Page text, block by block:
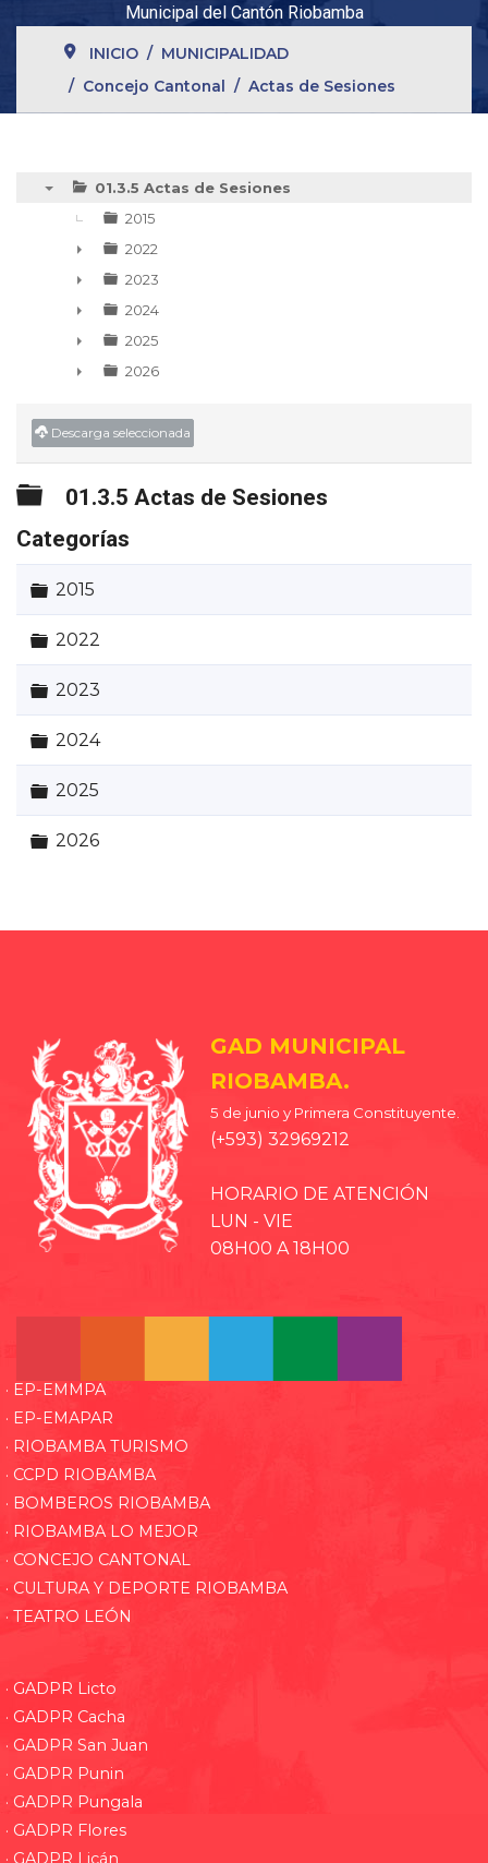
Municipal del Cantón Riobamba
INICIO
MUNICIPALIDAD
Concejo Cantonal
Actas de Sesiones
01.3.5 Actas de Sesiones
2015
►
2022
►
2023
►
2024
►
2025
2026
Descarga seleccionada
Carpeta
01.3.5 Actas de Sesiones
Categorías
Carpeta
2015
Carpeta
2022
Carpeta
2023
Carpeta
2024
Carpeta
2025
Carpeta
2026
GAD MUNICIPAL
RIOBAMBA.
5 de junio y Primera Constituyente.
(+593) 32969212
HORARIO DE ATENCIÓN
LUN - VIE
08H00 A 18H00
· EP-EMMPA
· EP-EMAPAR
· RIOBAMBA TURISMO
· CCPD RIOBAMBA
· BOMBEROS RIOBAMBA
· RIOBAMBA LO MEJOR
· CONCEJO CANTONAL
· CULTURA Y DEPORTE RIOBAMBA
· TEATRO LEÓN
· GADPR Licto
· GADPR Cacha
· GADPR San Juan
· GADPR Punin
· GADPR Pungala
· GADPR Flores
· GADPR Licán